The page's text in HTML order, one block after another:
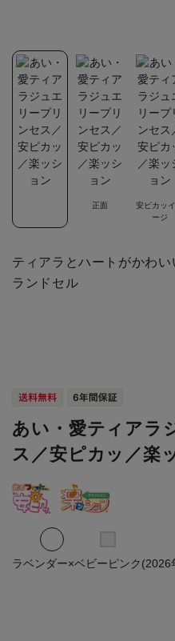
正面
安ピカッ
ージ
ティアラとハートがかわ
ランドセル
あい・愛ティアラ
ス／安ピカッ／楽
ラベンダー×ベビーピンク